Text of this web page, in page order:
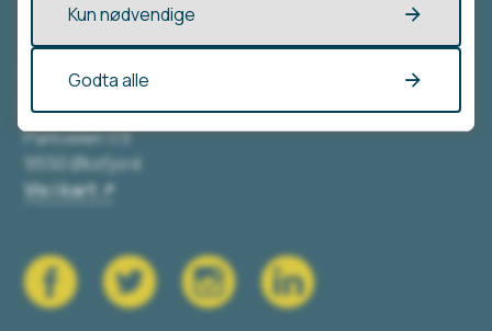
Besøk oss
Loppa kommune
Parkveien 1/3
9550 Øksfjord
Vis i kart
Kun nødvendige
Godta alle